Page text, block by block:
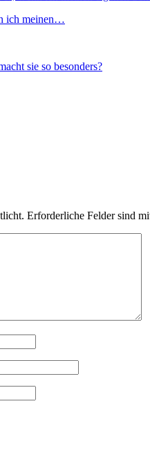
ich meinen…
sie so besonders?
Erforderliche Felder sind